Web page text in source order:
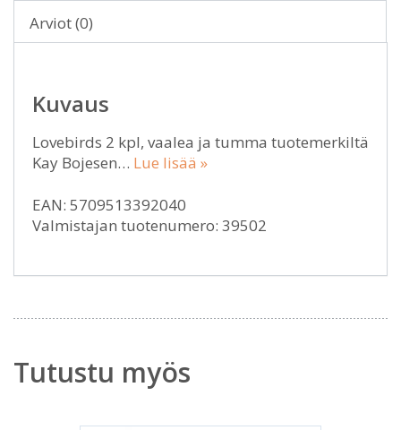
Arviot (0)
Kuvaus
Lovebirds 2 kpl, vaalea ja tumma tuotemerkiltä
Kay Bojesen… Lue lisää »
EAN: 5709513392040
Valmistajan tuotenumero: 39502
Tutustu myös